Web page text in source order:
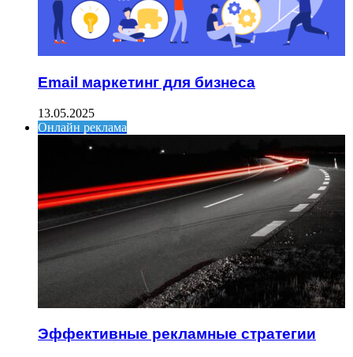
Email маркетинг для бизнеса
13.05.2025
Онлайн реклама
Эффективные рекламные стратегии